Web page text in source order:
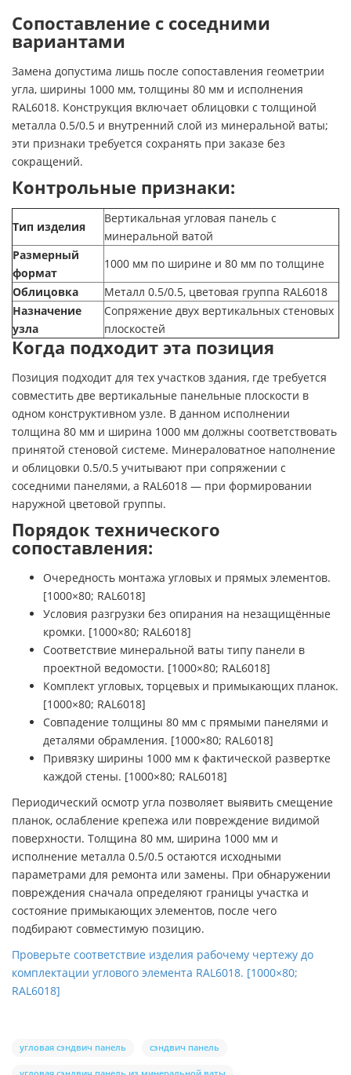
Сопоставление с соседними
вариантами
Замена допустима лишь после сопоставления геометрии
угла, ширины 1000 мм, толщины 80 мм и исполнения
RAL6018. Конструкция включает облицовки с толщиной
металла 0.5/0.5 и внутренний слой из минеральной ваты;
эти признаки требуется сохранять при заказе без
сокращений.
Контрольные признаки:
Тип изделия
Вертикальная угловая панель с
минеральной ватой
Размерный
формат
1000 мм по ширине и 80 мм по толщине
Облицовка
Металл 0.5/0.5, цветовая группа RAL6018
Назначение
узла
Сопряжение двух вертикальных стеновых
плоскостей
Когда подходит эта позиция
Позиция подходит для тех участков здания, где требуется
совместить две вертикальные панельные плоскости в
одном конструктивном узле. В данном исполнении
толщина 80 мм и ширина 1000 мм должны соответствовать
принятой стеновой системе. Минераловатное наполнение
и облицовки 0.5/0.5 учитывают при сопряжении с
соседними панелями, а RAL6018 — при формировании
наружной цветовой группы.
Порядок технического
сопоставления:
Очередность монтажа угловых и прямых элементов.
[1000×80; RAL6018]
Условия разгрузки без опирания на незащищённые
кромки. [1000×80; RAL6018]
Соответствие минеральной ваты типу панели в
проектной ведомости. [1000×80; RAL6018]
Комплект угловых, торцевых и примыкающих планок.
[1000×80; RAL6018]
Совпадение толщины 80 мм с прямыми панелями и
деталями обрамления. [1000×80; RAL6018]
Привязку ширины 1000 мм к фактической развертке
каждой стены. [1000×80; RAL6018]
Периодический осмотр угла позволяет выявить смещение
планок, ослабление крепежа или повреждение видимой
поверхности. Толщина 80 мм, ширина 1000 мм и
исполнение металла 0.5/0.5 остаются исходными
параметрами для ремонта или замены. При обнаружении
повреждения сначала определяют границы участка и
состояние примыкающих элементов, после чего
подбирают совместимую позицию.
Проверьте соответствие изделия рабочему чертежу до
комплектации углового элемента RAL6018. [1000×80;
RAL6018]
угловая сэндвич панель сэндвич панель